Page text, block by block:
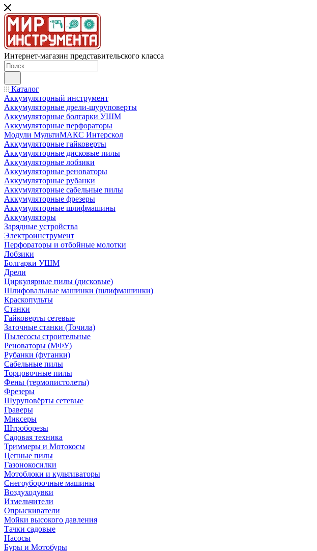
Интернет-магазин представительского класса
Каталог
Аккумуляторный инструмент
Аккумуляторные дрели-шуруповерты
Аккумуляторные болгарки УШМ
Аккумуляторные перфораторы
Модули МультиМАКС Интерскол
Аккумуляторные гайковерты
Аккумуляторные дисковые пилы
Аккумуляторные лобзики
Аккумуляторные реноваторы
Аккумуляторные рубанки
Аккумуляторные сабельные пилы
Аккумуляторные фрезеры
Аккумуляторные шлифмашины
Аккумуляторы
Зарядные устройства
Электроинструмент
Перфораторы и отбойные молотки
Лобзики
Болгарки УШМ
Дрели
Циркулярные пилы (дисковые)
Шлифовальные машинки (шлифмашинки)
Краскопульты
Станки
Гайковерты сетевые
Заточные станки (Точила)
Пылесосы строительные
Реноваторы (МФУ)
Рубанки (фуганки)
Сабельные пилы
Торцовочные пилы
Фены (термопистолеты)
Фрезеры
Шуруповёрты сетевые
Граверы
Миксеры
Штроборезы
Садовая техника
Триммеры и Мотокосы
Цепные пилы
Газонокосилки
Мотоблоки и культиваторы
Снегоуборочные машины
Воздуходувки
Измельчители
Опрыскиватели
Мойки высокого давления
Тачки садовые
Насосы
Буры и Мотобуры